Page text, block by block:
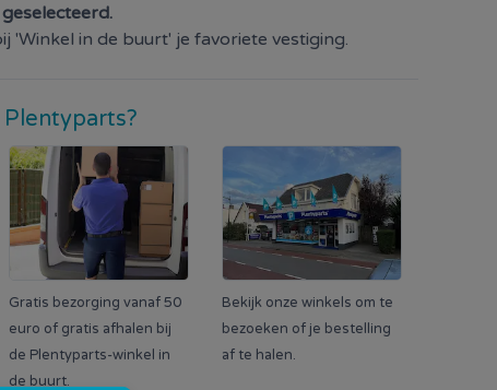
'Winkel in de buurt' je favoriete vestiging.
Gratis bezorging vanaf 50
euro of gratis afhalen bij
de Plentyparts-winkel in
de buurt.
Bekijk onze winkels om te
bezoeken of je bestelling
af te halen.